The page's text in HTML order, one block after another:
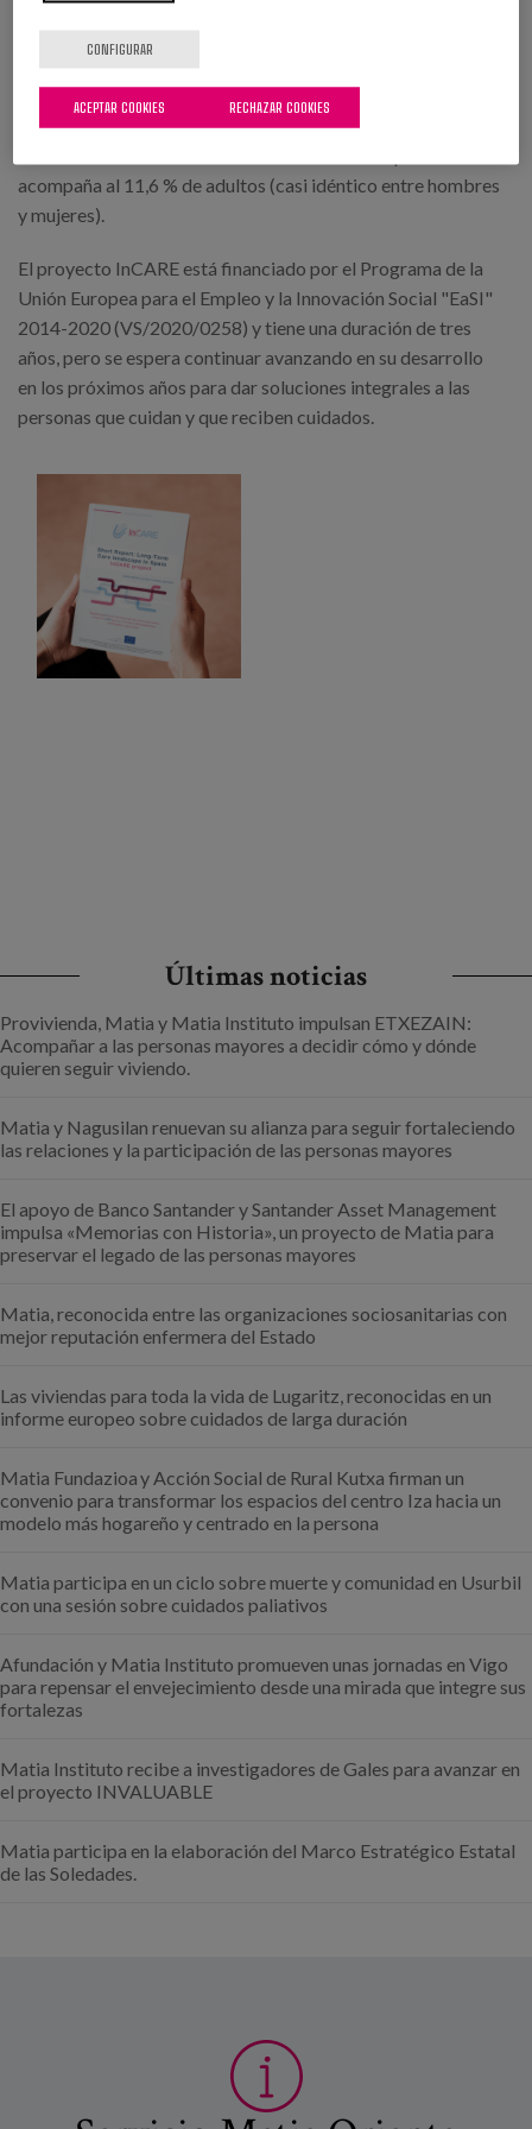
estadísticos, como la tasa de envejecimiento estatal en
2022 (que alcanza el 132,7%); la valoración global de la
calidad de los servicios de cuidados de larga duración en
España, ligeramente superior a 6 (en una escala que va de
muy mala calidad [1] a muy buena calidad [10]); o cifras que
acompaña al 11,6 % de adultos (casi idéntico entre hombres
y mujeres).
El proyecto InCARE está financiado por el Programa de la
Unión Europea para el Empleo y la Innovación Social "EaSI"
2014-2020 (VS/2020/0258) y tiene una duración de tres
años, pero se espera continuar avanzando en su desarrollo
en los próximos años para dar soluciones integrales a las
personas que cuidan y que reciben cuidados.
Últimas noticias
Provivienda, Matia y Matia Instituto impulsan ETXEZAIN:
Acompañar a las personas mayores a decidir cómo y dónde
quieren seguir viviendo.
Matia y Nagusilan renuevan su alianza para seguir fortaleciendo
las relaciones y la participación de las personas mayores
El apoyo de Banco Santander y Santander Asset Management
impulsa «Memorias con Historia», un proyecto de Matia para
preservar el legado de las personas mayores
Matia, reconocida entre las organizaciones sociosanitarias con
mejor reputación enfermera del Estado
Las viviendas para toda la vida de Lugaritz, reconocidas en un
informe europeo sobre cuidados de larga duración
Matia Fundazioa y Acción Social de Rural Kutxa firman un
convenio para transformar los espacios del centro Iza hacia un
modelo más hogareño y centrado en la persona
Matia participa en un ciclo sobre muerte y comunidad en Usurbil
con una sesión sobre cuidados paliativos
Afundación y Matia Instituto promueven unas jornadas en Vigo
para repensar el envejecimiento desde una mirada que integre sus
fortalezas
Matia Instituto recibe a investigadores de Gales para avanzar en
el proyecto INVALUABLE
Matia participa en la elaboración del Marco Estratégico Estatal
de las Soledades.
CONFIGURAR
RECHAZAR COOKIES
ACEPTAR COOKIES